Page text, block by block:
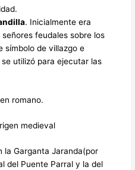
. Inicialmente era
feudales sobre los
símbolo de villazgo e
utilizó para ejecutar las
romano.
medieval
la Garganta Jaranda(por
del Puente Parral y la del